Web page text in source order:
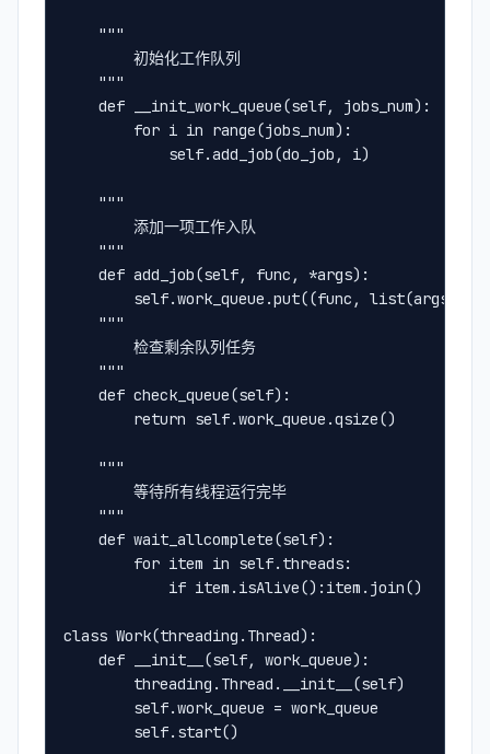
    """
        初始化工作队列
    """
    def __init_work_queue(self, jobs_num):
        for i in range(jobs_num):
            self.add_job(do_job, i)
    """
        添加一项工作入队
    """
    def add_job(self, func, *args):
self.work_queue.put((func, list(args)))#
    """
        检查剩余队列任务
    """
    def check_queue(self):
        return self.work_queue.qsize()
    """
        等待所有线程运行完毕
    """
    def wait_allcomplete(self):
        for item in self.threads:
            if item.isAlive():item.join()
class Work(threading.Thread):
    def __init__(self, work_queue):
        threading.Thread.__init__(self)
        self.work_queue = work_queue
        self.start()